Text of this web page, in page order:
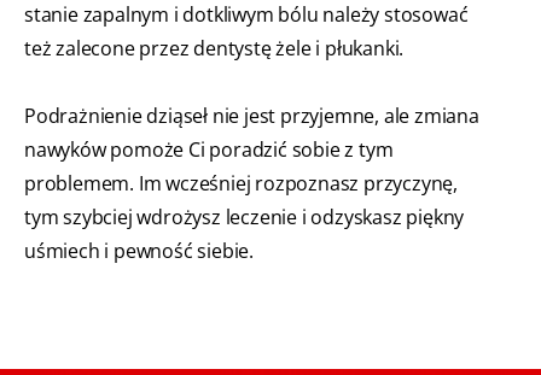
stanie zapalnym i dotkliwym bólu należy stosować
też zalecone przez dentystę żele i płukanki.
Podrażnienie dziąseł nie jest przyjemne, ale zmiana
nawyków pomoże Ci poradzić sobie z tym
problemem. Im wcześniej rozpoznasz przyczynę,
tym szybciej wdrożysz leczenie i odzyskasz piękny
uśmiech i pewność siebie.